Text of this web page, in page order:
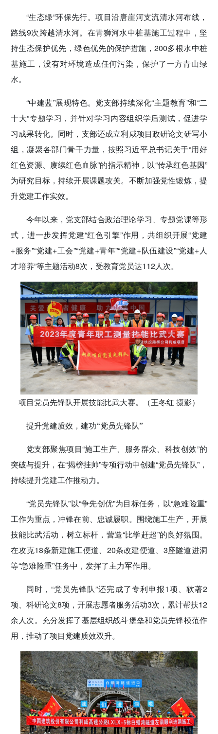
“生态绿”环保先行。项目沿唐崖河支流清水河布线，
路线9次跨越清水河。在青狮河水中桩基施工过程中，坚
持生态保护优先，绿色优先的保护措施，200多根水中桩
基施工，没有对环境造成任何污染，保护了一方青山绿
水。
“中建蓝”展现特色。党支部持续深化“主题教育”和“二
十大”专题学习，并针对学习内容组织学后测试，促进学
习成果转化。同时，支部还成立利咸项目政研论文研写小
组，凝聚各部门骨干力量，按照习近平总书记关于“用好
红色资源、赓续红色血脉”的指示精神，以“传承红色基因”
为研究目标，持续开展课题攻关。不断加强党性锻炼，提
升党建工作实效。
今年以来，党支部结合政治理论学习、专题党课等形
式，进一步发挥党建“红色引擎”作用，共组织开展“党建
+服务”“党建+工会”“党建+青年”“党建+队伍建设”“党建+人
才培养”等主题活动8次，受教育党员达112人次。
项目党员先锋队开展技能比武大赛。（王冬红 摄影）
提升党建质效，建功“党员先锋队”
党支部聚焦项目“施工生产、服务群众、科技创效”的
突破与提升，在“揭榜挂帅”专项行动中创建“党员先锋队”，
持续提升党建工作推动力。
“党员先锋队”以“争先创优”为目标任务，以“急难险重”
工作为重点，冲锋在前、忠诚履职。围绕施工生产，开展
技能比武活动，树立标杆，营造“比学赶超”的良好氛围。
在攻克18条新建施工便道、20条改建便道、3座隧道进洞
等“急难险重”任务中，发挥了主力军作用。
同时，“党员先锋队”还完成了专利申报1项、软著2
项、科研论文8项，开展志愿者服务活动3次，累计帮扶12
余人次。充分发挥了基层组织战斗堡垒和党员先锋模范作
用，推动了项目党建质效双升。